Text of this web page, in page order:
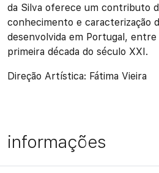
da Silva oferece um contributo
conhecimento e caracterização
desenvolvida em Portugal,
primeira década do século XXI.
Direção Artística: Fátima Vieira
informações